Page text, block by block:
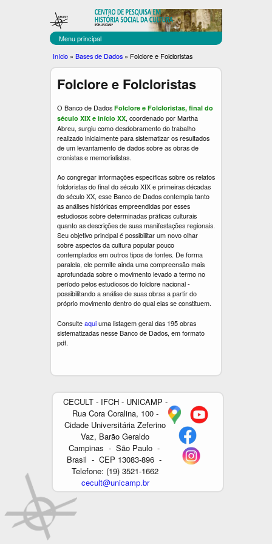
Pular
para
o
conteúdo
principal
C
E
C
U
L
T
Menu principal
Você
está
aqui
Início » Bases de Dados » Folclore e Folcloristas
Folclore e Folcloristas
O Banco de Dados Folclore e Folcloristas, final do
século XIX e início XX, coordenado por Martha
Abreu, surgiu como desdobramento do trabalho
realizado inicialmente para sistematizar os resultados
de um levantamento de dados sobre as obras de
cronistas e memorialistas.
Ao congregar informações específicas sobre os relatos
folcloristas do final do século XIX e primeiras décadas
do século XX, esse Banco de Dados contempla tanto
as análises históricas empreendidas por esses
estudiosos sobre determinadas práticas culturais
quanto as descrições de suas manifestações regionais.
Seu objetivo principal é possibilitar um novo olhar
sobre aspectos da cultura popular pouco
contemplados em outros tipos de fontes. De forma
paralela, ele permite ainda uma compreensão mais
aprofundada sobre o movimento levado a termo no
período pelos estudiosos do folclore nacional -
possibilitando a análise de suas obras a partir do
próprio movimento dentro do qual elas se constituem.
Consulteaquiuma listagem geral das 195 obras
sistematizadas nesse Banco de Dados, em formato
pdf.
CECULT - IFCH - UNICAMP -
Rua Cora Coralina, 100 -
Cidade Universitária Zeferino
Vaz, Barão Geraldo
Campinas - São Paulo -
Brasil - CEP 13083-896 -
Telefone: (19) 3521-1662
cecult@unicamp.br